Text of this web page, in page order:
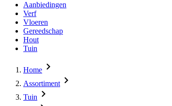
Aanbiedingen
Verf
Vloeren
Gereedschap
Hout
Tuin
Home
Assortiment
Tuin